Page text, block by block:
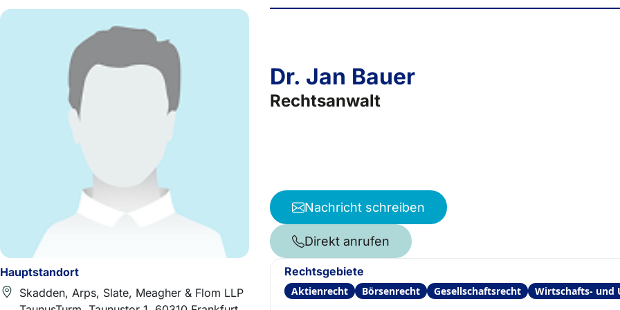
Hauptstandort
Skadden, Arps, Slate, Meagher & Flom LLP
Dr. Jan Bauer
Rechtsanwalt
Nachricht schreiben
Direkt anrufen
Rechtsgebiete
Aktienrecht Börsenrecht Gesellschaftsrecht Wirtschafts- und